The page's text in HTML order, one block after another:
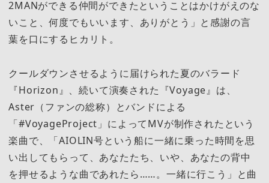
2MANができる仲間ができたということはかけがえのな
いこと、何度でもいいます、ありがとう」と感謝の言
葉を口にするヒカリト。
クールダウンさせるように届けられた夏のバラード
『Horizon』、続いて演奏された『Voyage』は、
Aster（ファンの総称）とバンドによる
「#VoyageProject」によってMVが制作されたという
楽曲で、「AIOLIN号という船に一緒に乗った時間を思
い出してもらって、あなたたち、いや、あなたの背中
を押せるような曲であれたら……。一緒に行こう」と曲